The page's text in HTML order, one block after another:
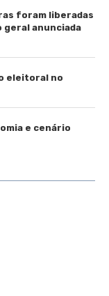
foram liberadas
geral anunciada
eleitoral no
e cenário